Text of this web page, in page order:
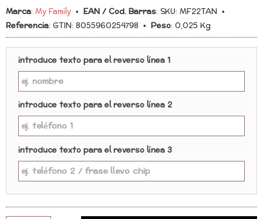
Marca: My Family • EAN / Cod. Barras: SKU: MF22TAN •
Referencia: GTIN: 8055960254798 • Peso: 0,025 Kg
introduce texto para el reverso línea 1
introduce texto para el reverso línea 2
introduce texto para el reverso línea 3